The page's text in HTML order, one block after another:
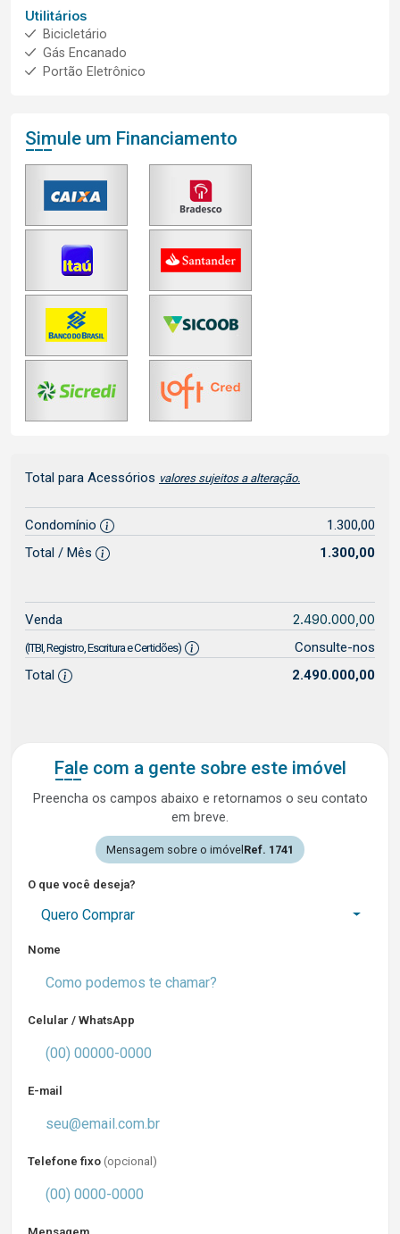
Utilitários
Bicicletário
Gás Encanado
Portão Eletrônico
Simule um Financiamento
Total para Acessórios valores sujeitos a alteração.
Condomínio
1.300,00
Total / Mês
1.300,00
Venda 2.490.000,00
(ITBI, Registro, Escritura e Certidões)
Consulte-nos
Total
2.490.000,00
Fale com a gente sobre este imóvel
Preencha os campos abaixo e retornamos o seu contato
em breve.
Mensagem sobre o imóvelRef. 1741
O que você deseja?
Quero Comprar
Nome
Celular / WhatsApp
E-mail
Telefone fixo (opcional)
Mensagem